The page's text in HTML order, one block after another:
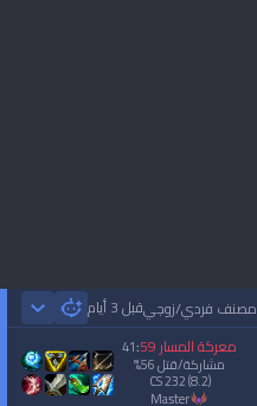
مصنف فردي/زوجيقبل 3 أيام
معركة المسار59
:
41
مشاركة/قتل56
%
CS232(8.2)
master